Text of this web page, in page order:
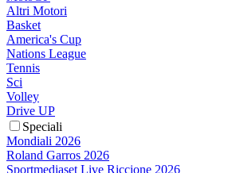
Altri Motori
Basket
America's Cup
Nations League
Tennis
Sci
Volley
Drive UP
Speciali
Mondiali 2026
Roland Garros 2026
Sportmediaset Live Riccione 2026